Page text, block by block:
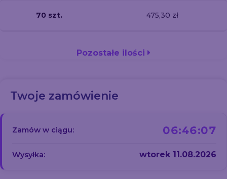
70 szt. 475,30 zł
Pozostałe ilości
Twoje zamówienie
Zamów w ciągu: 06:46:07
Wysyłka: wtorek 11.08.2026